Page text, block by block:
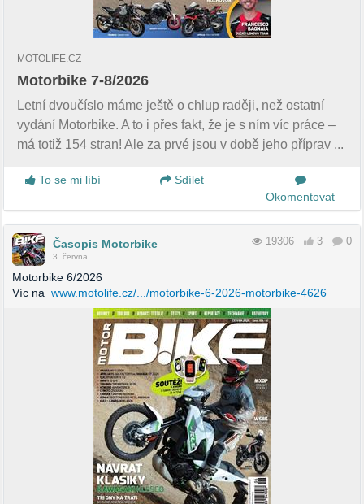
MOTOLIFE.CZ
Motorbike 7-8/2026
Letní dvoučíslo máme ještě o chlup raději, než ostatní
vydání Motorbike. A to i přes fakt, že je s ním víc práce –
má totiž 154 stran! Ale za prvé jsou v době jeho příprav ...
To se mi líbí
Sdílet
Okomentovat
Časopis Motorbike
3. června
19306 3 0
Motorbike 6/2026
Víc na www.motolife.cz/.../motorbike-6-2026-motorbike-4626